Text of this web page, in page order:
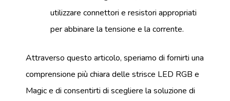
utilizzare connettori e resistori appropriati
per abbinare la tensione e la corrente.
Attraverso questo articolo, speriamo di fornirti una
comprensione più chiara delle strisce LED RGB e
Magic e di consentirti di scegliere la soluzione di